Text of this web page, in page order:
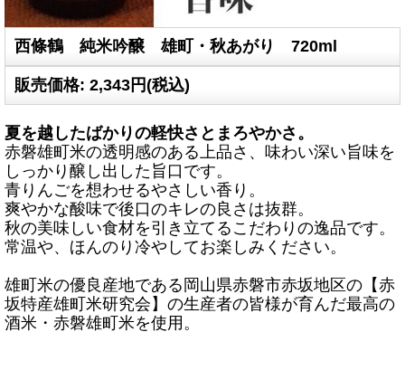
西條鶴 純米吟醸 雄町・秋あがり 720ml
販売価格: 2,343円(税込)
夏を越したばかりの軽快さとまろやかさ。
赤磐雄町米の透明感のある上品さ、味わい深い旨味を
しっかり醸し出した旨口です。
青りんごを想わせるやさしい香り。
爽やかな酸味で後口のキレの良さは抜群。
秋の美味しい食材を引き立てるこだわりの逸品です。
常温や、ほんのり冷やしてお楽しみください。
雄町米の優良産地である岡山県赤磐市赤坂地区の【赤
坂特産雄町米研究会】の生産者の皆様が育んだ最高の
酒米・赤磐雄町米を使用。